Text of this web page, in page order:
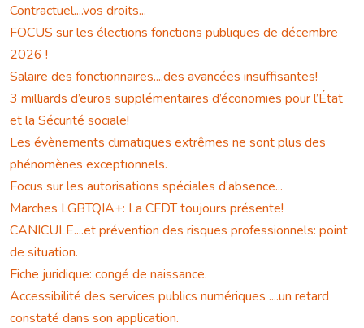
Contractuel....vos droits...
FOCUS sur les élections fonctions publiques de décembre
2026 !
Salaire des fonctionnaires....des avancées insuffisantes!
3 milliards d’euros supplémentaires d’économies pour l’État
et la Sécurité sociale!
Les évènements climatiques extrêmes ne sont plus des
phénomènes exceptionnels.
Focus sur les autorisations spéciales d’absence...
Marches LGBTQIA+: La CFDT toujours présente!
CANICULE....et prévention des risques professionnels: point
de situation.
Fiche juridique: congé de naissance.
Accessibilité des services publics numériques ....un retard
constaté dans son application.